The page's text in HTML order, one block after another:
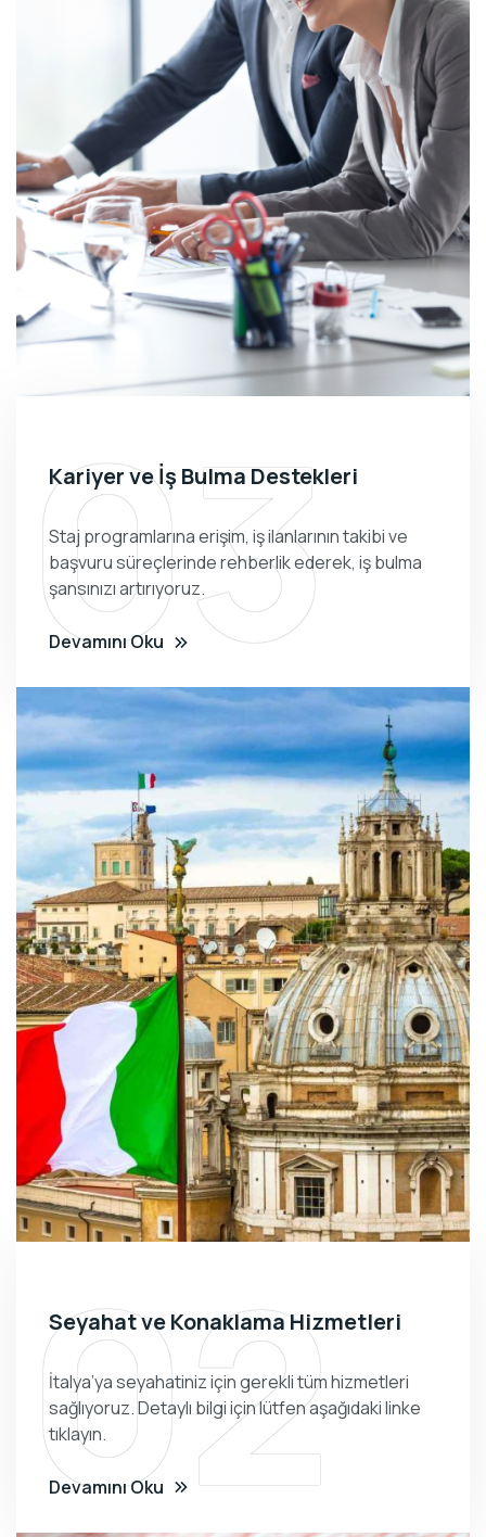
03
Kariyer ve İş Bulma Destekleri
Staj programlarına erişim, iş ilanlarının takibi ve
başvuru süreçlerinde rehberlik ederek, iş bulma
şansınızı artırıyoruz.
Devamını Oku
02
Seyahat ve Konaklama Hizmetleri
İtalya’ya seyahatiniz için gerekli tüm hizmetleri
sağlıyoruz. Detaylı bilgi için lütfen aşağıdaki linke
tıklayın.
Devamını Oku